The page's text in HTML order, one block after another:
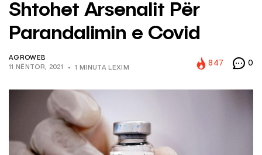
Shtohet Arsenalit Për
Parandalimin e Covid
AGROWEB
11 NËNTOR, 2021
1 MINUTA LEXIM
847 0